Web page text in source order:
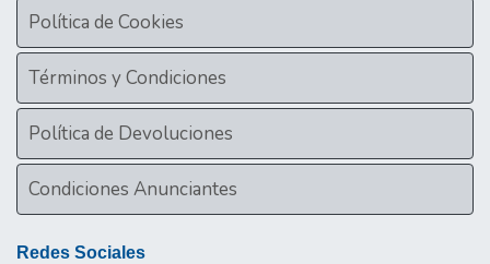
Política de Cookies
Términos y Condiciones
Política de Devoluciones
Condiciones Anunciantes
Redes Sociales